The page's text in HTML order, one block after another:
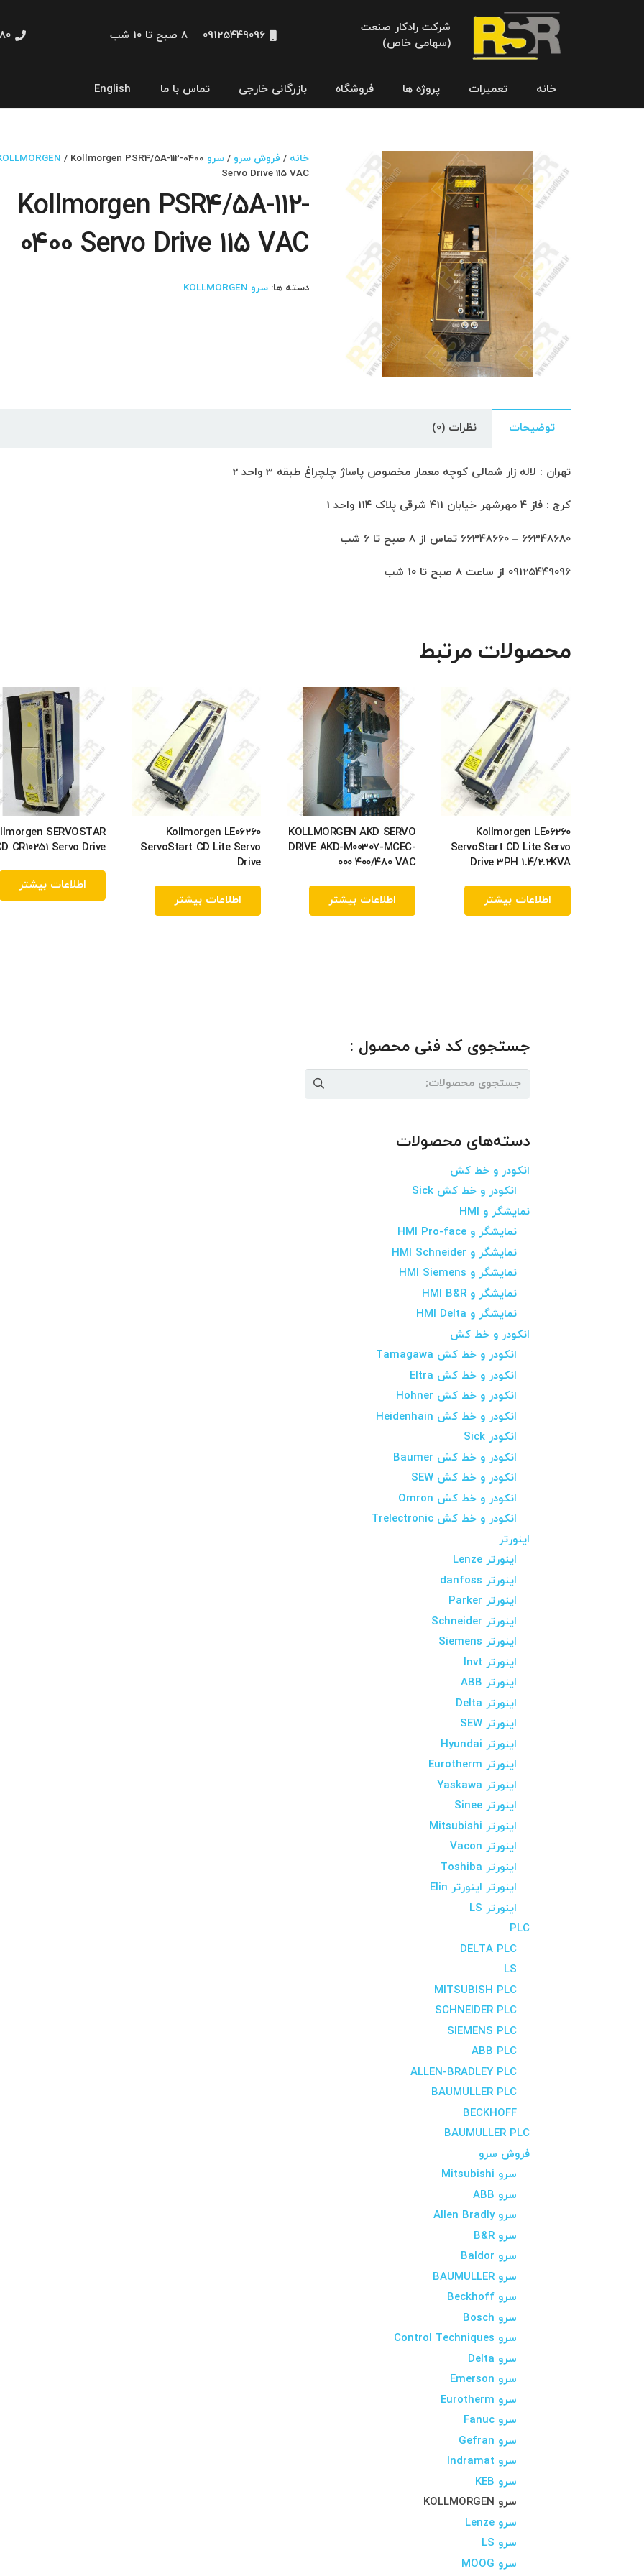
شرکت رادکار صنعت
(سهامی خاص)
09125449096 8 صبح تا 10 شب
خانه تعمیرات پروژه ها فروشگاه بازرگانی خارجی تماس با ما English
خانه / فروش سرو / سرو KOLLMORGEN / Kollmorgen PSR4/5A-112-0400
Servo Drive 115 VAC
Kollmorgen PSR4/5A-112-
0400 Servo Drive 115 VAC
دسته ها: سرو KOLLMORGEN
توضیحات نظرات (0)
تهران : لاله زار شمالی کوچه معمار مخصوص پاساژ چلچراغ طبقه 3 واحد 2
کرج : فاز 4 مهرشهر خیابان 411 شرقی پلاک 114 واحد 1
66348680 – 66348660 تماس از 8 صبح تا 6 شب
09125449096 از ساعت 8 صبح تا 10 شب
محصولات مرتبط
Kollmorgen LE06260
ServoStart CD Lite Servo
Drive 3PH 1.4/2.2KVA
اطلاعات بیشتر
KOLLMORGEN AKD SERVO
DRIVE AKD-M00307-MCEC-
000 400/480 VAC
اطلاعات بیشتر
Kollmorgen LE06260
ServoStart CD Lite Servo
Drive
اطلاعات بیشتر
SERVOSTAR
CR10251 Servo Drive
اطلاعات بیشتر
جستجوی کد فنی محصول :
جستجو
برای:
دسته‌های محصولات
انکودر و خط کش
انکودر و خط کش Sick
نمایشگر و HMI
نمایشگر و HMI Pro-face
نمایشگر و HMI Schneider
نمایشگر و HMI Siemens
نمایشگر و HMI B&R
نمایشگر و HMI Delta
انکودر و خط کش
انکودر و خط کش Tamagawa
انکودر و خط کش Eltra
انکودر و خط کش Hohner
انکودر و خط کش Heidenhain
انکودر Sick
انکودر و خط کش Baumer
انکودر و خط کش SEW
انکودر و خط کش Omron
انکودر و خط کش Trelectronic
اینورتر
اینورتر Lenze
اینورتر danfoss
اینورتر Parker
اینورتر Schneider
اینورتر Siemens
اینورتر Invt
اینورتر ABB
اینورتر Delta
اینورتر SEW
اینورتر Hyundai
اینورتر Eurotherm
اینورتر Yaskawa
اینورتر Sinee
اینورتر Mitsubishi
اینورتر Vacon
اینورتر Toshiba
اینورتر اینورتر Elin
اینورتر LS
PLC
DELTA PLC
LS
MITSUBISH PLC
SCHNEIDER PLC
SIEMENS PLC
ABB PLC
ALLEN-BRADLEY PLC
BAUMULLER PLC
BECKHOFF
BAUMULLER PLC
فروش سرو
سرو Mitsubishi
سرو ABB
سرو Allen Bradly
سرو B&R
سرو Baldor
سرو BAUMULLER
سرو Beckhoff
سرو Bosch
سرو Control Techniques
سرو Delta
سرو Emerson
سرو Eurotherm
سرو Fanuc
سرو Gefran
سرو Indramat
سرو KEB
سرو KOLLMORGEN
سرو Lenze
سرو LS
سرو MOOG